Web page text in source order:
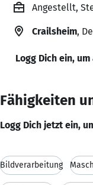
Angestellt,
Crailsheim,
Logg Dich ein,
Fähigkeiten
Logg Dich jetzt ein,
Bildverarbeitung